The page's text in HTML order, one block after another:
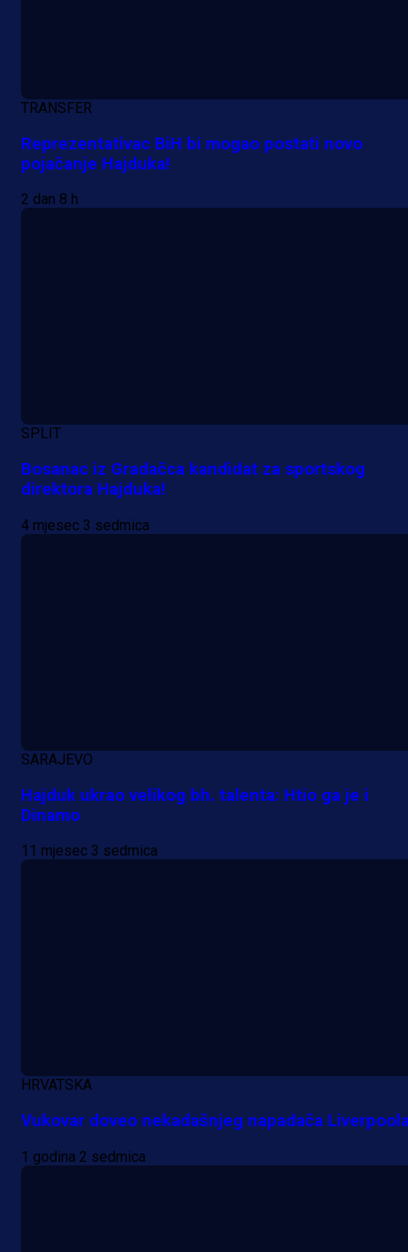
Premijer liga BiH
Grbavica se prisjetila Izeta
5 h 58 min
A Selekcija
Pogledajte gol: Tabaković zabio
TRANSFER
Reprezentativac BiH bi mogao postati novo
pojačanje Hajduka!
2 dan 8 h
SPLIT
Bosanac iz Gradačca kandidat za sportskog
direktora Hajduka!
4 mjesec 3 sedmica
SARAJEVO
Hajduk ukrao velikog bh. talenta: Htio ga je i
Dinamo
11 mjesec 3 sedmica
HRVATSKA
Vukovar doveo nekadašnjeg napadača
1 godina 2 sedmica